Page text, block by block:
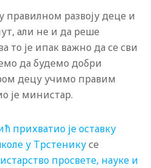
развоју деце и
али не и да реше
то је ипак важно да се сви
да будемо добри
децу учимо правим
је министар.
прихватио је оставку
у Трстеникусе
просвете, науке и